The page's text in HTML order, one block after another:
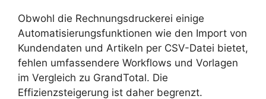
Obwohl die Rechnungsdruckerei einige
Automatisierungsfunktionen wie den Import von
Kundendaten und Artikeln per CSV-Datei bietet,
fehlen umfassendere Workflows und Vorlagen
im Vergleich zu GrandTotal. Die
Effizienzsteigerung ist daher begrenzt.